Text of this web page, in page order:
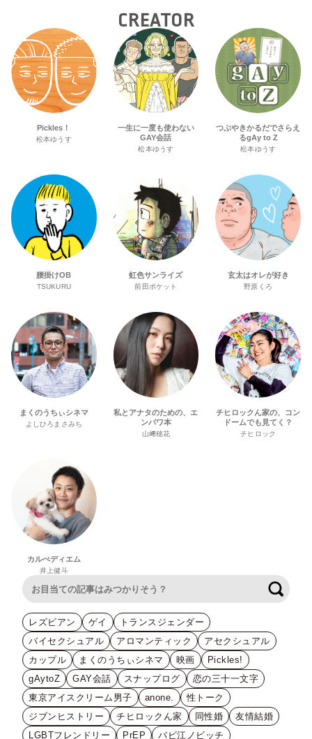
CREATOR
Pickles！
松本ゆうす
一生に一度も使わない
GAY会話
松本ゆうす
つぶやきかるだでさらえ
るgAy to Z
松本ゆうす
腰掛けOB
TSUKURU
虹色サンライズ
前田ポケット
玄太はオレが好き
野原くろ
まくのうちぃシネマ
よしひろまさみち
私とアナタのための、エ
ンパワ本
山﨑穂花
チヒロックん家の、コン
ドームでも見てく？
チヒロック
カルぺディエム
井上健斗
レズビアン ゲイ
トランスジェンダー
バイセクシュアル
アロマンティック
アセクシュアル
カップル
まくのうちぃシネマ 映画
Pickles!
gAytoZ
GAY会話 スナップログ
恋の三十一文字
東京アイスクリーム男子
anone.
性トーク
ジブンヒストリー
チヒロックん家 同性婚
友情結婚
LGBTフレンドリー
PrEP
バビ江ノビッチ